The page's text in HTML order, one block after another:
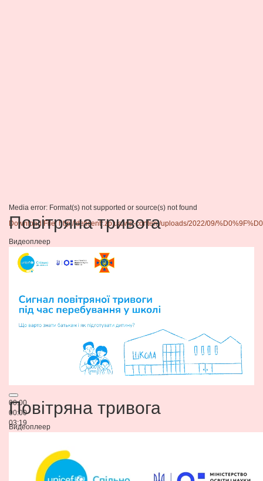
Media error: Format(s) not supported or source(s) not found
Download File: http://deticentr.zp.ua/wp-content/uploads/2022/09/
00:00
Повітряна тривога
Видеоплеер
00:00
00:00
03:19
Повітряна тривога
Видеоплеер